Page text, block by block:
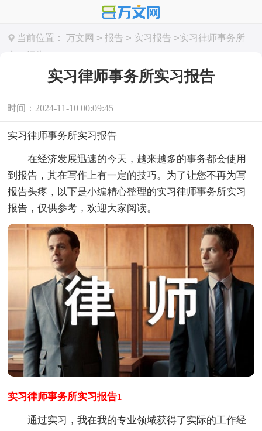
当前位置： 万文网 > 报告 > 实习报告 >实习律师事务所
实习报告
实习律师事务所实习报告
时间：2024-11-10 00:09:45
实习律师事务所实习报告
在经济发展迅速的今天，越来越多的事务都会使用
到报告，其在写作上有一定的技巧。为了让您不再为写
报告头疼，以下是小编精心整理的实习律师事务所实习
报告，仅供参考，欢迎大家阅读。
实习律师事务所实习报告1
通过实习，我在我的专业领域获得了实际的工作经